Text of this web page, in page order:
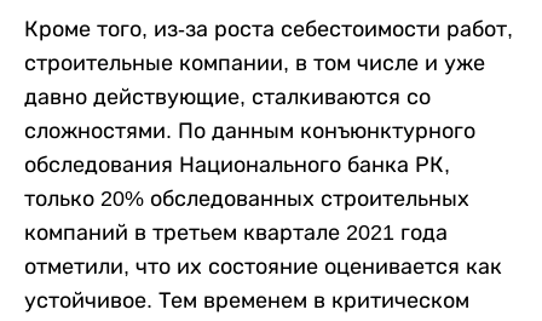
Кроме того, из-за роста себестоимости работ,
строительные компании, в том числе и уже
давно действующие, сталкиваются со
сложностями. По данным конъюнктурного
обследования Национального банка РК,
только 20% обследованных строительных
компаний в третьем квартале 2021 года
отметили, что их состояние оценивается как
устойчивое. Тем временем в критическом